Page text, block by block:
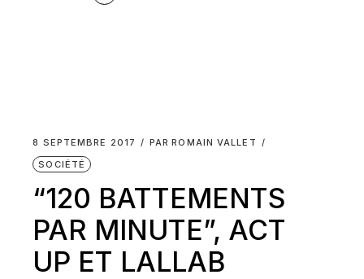
8 SEPTEMBRE 2017 PAR ROMAIN VALLET
SOCIÉTÉ
“120 BATTEMENTS
PAR MINUTE”, ACT
UP ET LALLAB